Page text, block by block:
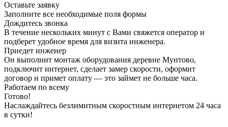
Оставьте заявку
Заполните все необходимые поля формы
Дождитесь звонка
В течение нескольких минут с Вами свяжется оператор и
подберет удобное время для визита инженера.
Приедет инженер
Он выполнит монтаж оборудования деревне Мунтово,
подключит интернет, сделает замер скорости, оформит
договор и примет оплату — это займет не больше часа.
Работаем по всему
Готово!
Наслаждайтесь безлимитным скоростным интернетом 24 часа
в сутки!